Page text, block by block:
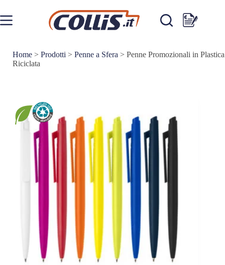
contenuto
Carrello
Home > Prodotti > Penne a Sfera > Penne Promozionali in Plastica
Riciclata